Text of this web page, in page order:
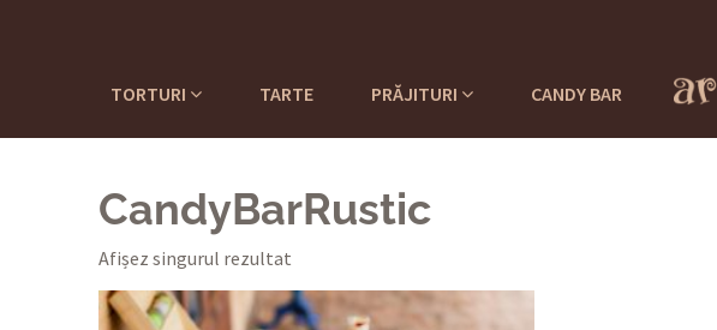
TORTURI TARTE PRĂJITURI CANDY BAR
CandyBarRustic
Afișez singurul rezultat